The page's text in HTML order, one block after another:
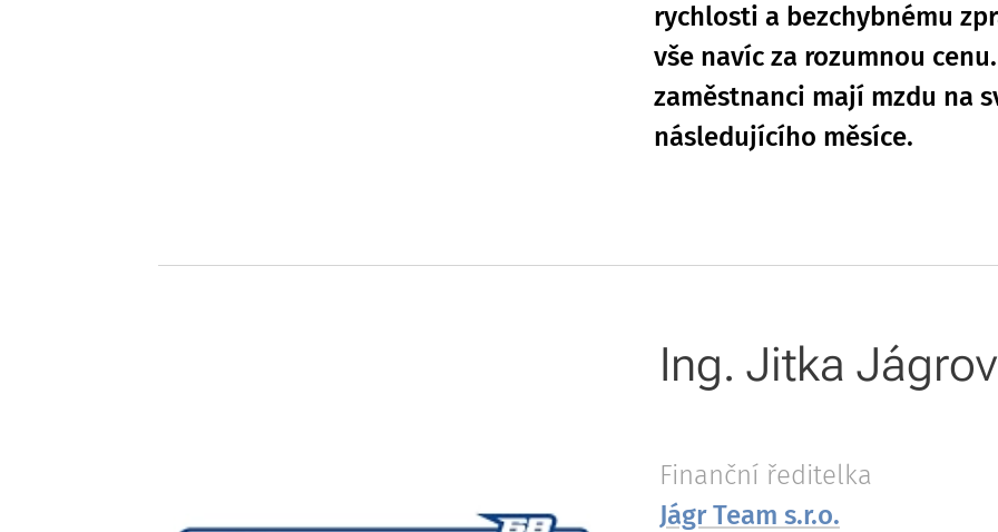
rychlosti a bezchybnému
vše navíc za rozumnou
zaměstnanci mají mzdu na
následujícího měsíce.
Ing. Jitka
Finanční ředitelka
Jágr Team s.r.o.